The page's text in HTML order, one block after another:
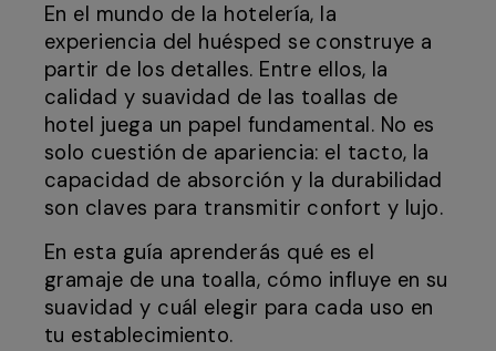
En el mundo de la hotelería, la
experiencia del huésped se construye a
partir de los detalles. Entre ellos, la
calidad y suavidad de las toallas de
hotel juega un papel fundamental. No es
solo cuestión de apariencia: el tacto, la
capacidad de absorción y la durabilidad
son claves para transmitir confort y lujo.
En esta guía aprenderás qué es el
gramaje de una toalla, cómo influye en su
suavidad y cuál elegir para cada uso en
tu establecimiento.